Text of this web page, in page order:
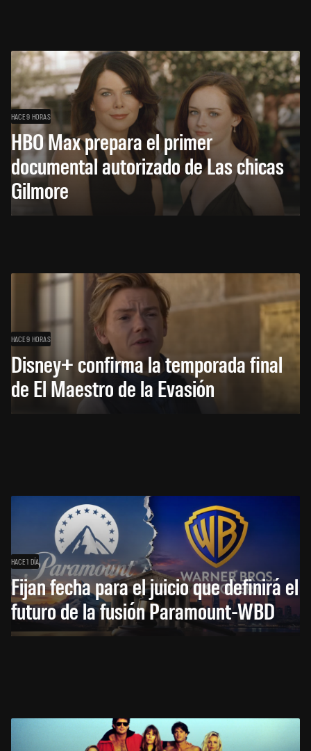
HACE 9 HORAS
HBO Max prepara el primer
documental autorizado de Las chicas
Gilmore
HACE 9 HORAS
Disney+ confirma la temporada final
de El Maestro de la Evasión
HACE 1 DÍA
Fijan fecha para el juicio que definirá el
futuro de la fusión Paramount-WBD